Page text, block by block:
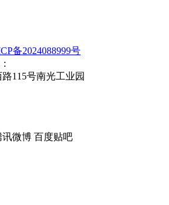
备2024088999号
115号南光工业园
讯微博 百度贴吧